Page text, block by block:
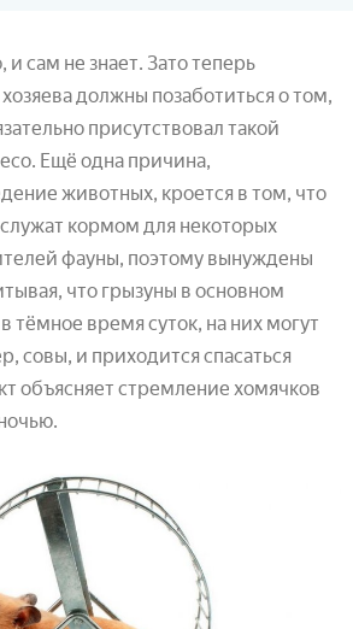
сам не знает. Зато теперь
должны позаботиться о том,
присутствовал такой
Ещё одна причина,
животных, кроется в том, что
кормом для некоторых
фауны, поэтому вынуждены
что грызуны в основном
тёмное время суток, на них могут
совы, и приходится спасаться
объясняет стремление хомячков